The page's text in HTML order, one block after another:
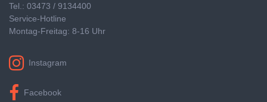
Tel.: 03473 / 9134400
Service-Hotline
Montag-Freitag: 8-16 Uhr
Instagram
Facebook